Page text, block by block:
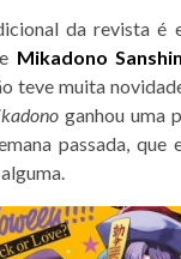
da revista é
e Mikadono
teve muita
ganhou uma
passada, que